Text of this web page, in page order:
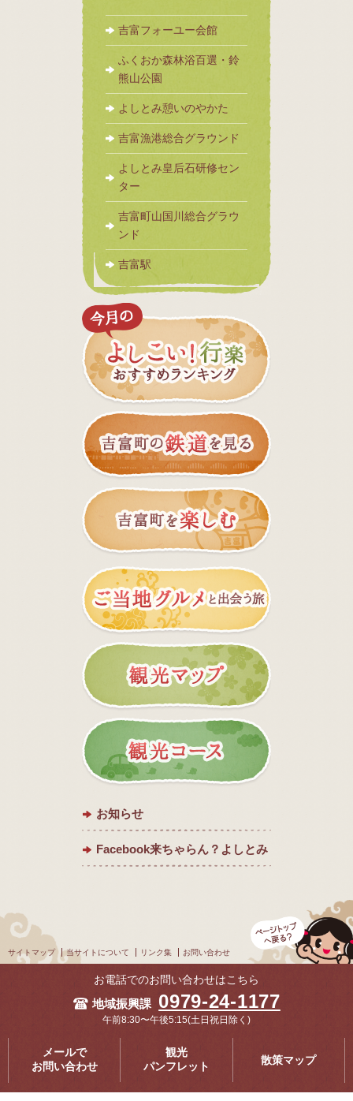
吉富フォーユー会館
ふくおか森林浴百選・鈴
熊山公園
よしとみ憩いのやかた
吉富漁港総合グラウンド
よしとみ皇后石研修セン
ター
吉富町山国川総合グラウ
ンド
吉富駅
お知らせ
Facebook来ちゃらん？よしとみ
サイトマップ 当サイトについて リンク集 お問い合わせ
お電話でのお問い合わせはこちら
地域振興課 0979-24-1177
午前8:30〜午後5:15(土日祝日除く)
メールで
お問い合わせ
観光
パンフレット
散策マップ